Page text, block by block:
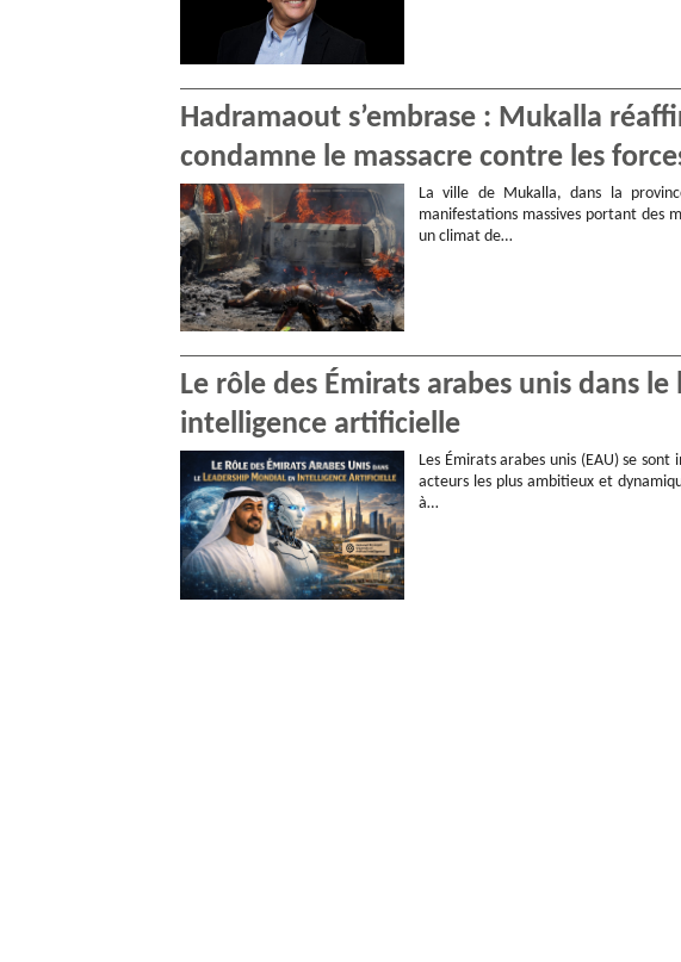
Hadramaout s’embrase : Mukalla
condamne le massacre contre les
La ville de Mukalla, dans la
manifestations massives portant des
un climat de…
Le rôle des Émirats arabes unis dans
intelligence artificielle
Les Émirats arabes unis (EAU) se
acteurs les plus ambitieux et
à…